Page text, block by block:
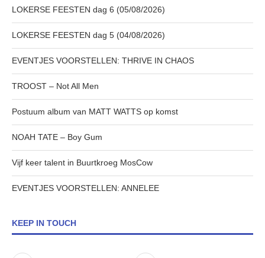
LOKERSE FEESTEN dag 6 (05/08/2026)
LOKERSE FEESTEN dag 5 (04/08/2026)
EVENTJES VOORSTELLEN: THRIVE IN CHAOS
TROOST – Not All Men
Postuum album van MATT WATTS op komst
NOAH TATE – Boy Gum
Vijf keer talent in Buurtkroeg MosCow
EVENTJES VOORSTELLEN: ANNELEE
KEEP IN TOUCH